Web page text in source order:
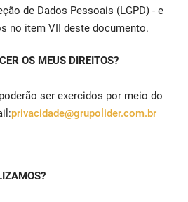
de Dados Pessoais (LGPD) - e
no item VII deste documento.
OS MEUS DIREITOS?
ser exercidos por meio do
privacidade@grupolider.com.br